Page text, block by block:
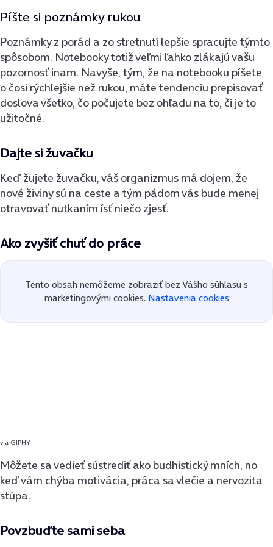
Píšte si poznámky rukou
Poznámky z porád a zo stretnutí lepšie spracujte týmto
spôsobom. Notebooky totiž veľmi ľahko zlákajú vašu
pozornosť inam. Navyše, tým, že na notebooku píšete
o čosi rýchlejšie než rukou, máte tendenciu prepisovať
doslova všetko, čo počujete bez ohľadu na to, či je to
užitočné.
Dajte si žuvačku
Keď žujete žuvačku, váš organizmus má dojem, že
nové živiny sú na ceste a tým pádom vás bude menej
otravovať nutkaním ísť niečo zjesť.
Ako zvyšiť chuť do práce
Tento obsah nemôžeme zobraziť bez Vášho súhlasu s
marketingovými cookies. Nastavenia cookies
via GIPHY
Môžete sa vedieť sústrediť ako budhistický mních, no
keď vám chýba motivácia, práca sa vlečie a nervozita
stúpa.
Povzbuďte sami seba